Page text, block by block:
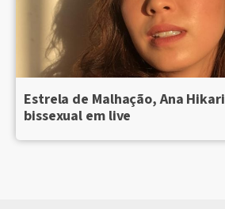
Estrela de Malhação, Ana
bissexual em live